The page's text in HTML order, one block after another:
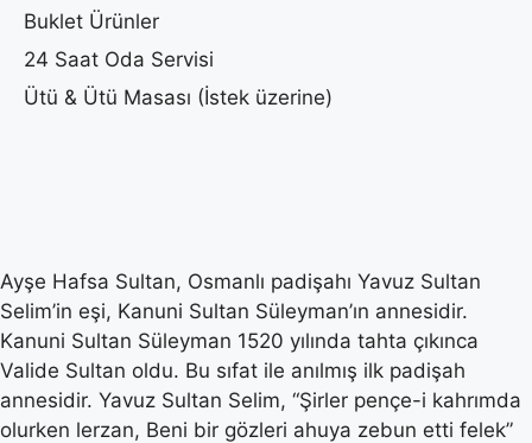
Buklet Ürünler
24 Saat Oda Servisi
Ütü & Ütü Masası (İstek üzerine)
Ayşe Hafsa Sultan, Osmanlı padişahı Yavuz Sultan
Selim’in eşi, Kanuni Sultan Süleyman’ın annesidir.
Kanuni Sultan Süleyman 1520 yılında tahta çıkınca
Valide Sultan oldu. Bu sıfat ile anılmış ilk padişah
annesidir. Yavuz Sultan Selim, “Şirler pençe-i kahrımda
olurken lerzan, Beni bir gözleri ahuya zebun etti felek”